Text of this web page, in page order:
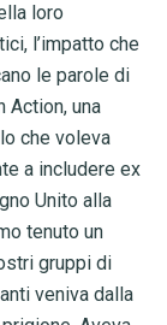
loro
l’impatto che
le parole di
Action, una
che voleva
a includere ex
Unito alla
tenuto un
gruppi di
veniva dalla